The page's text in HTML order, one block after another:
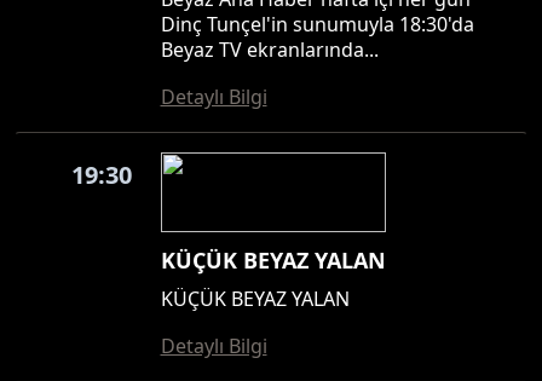
Dinç Tunçel'in sunumuyla 18:30'da
Beyaz TV ekranlarında...
Detaylı Bilgi
19:30
KÜÇÜK BEYAZ YALAN
KÜÇÜK BEYAZ YALAN
Detaylı Bilgi